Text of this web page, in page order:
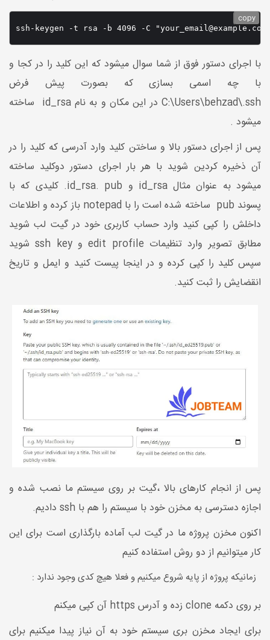
ssh-keygen -t rsa -b 4096 -C
copy
با اجرای دستور فوق از شما سوال میشود که این کلید را در کجا و
با چه اسمی بسازی که بصورت پیش فرض
C:\Users\behzad\.ssh در این مکان و به نام id_rsa ساخته
میشود .
پس از اجرای دستور بالا و ساختن کلید وارد آدرسی که کلید را در
آن ذخیره کردین شوید با هر بار اجرای دستور دوکلید ساخته
میشود به عنوان مثال id_rsa و id_rsa. pub. کلیدی که با
پسوند pub ساخته شده است را با notepad باز کرده و اطلاعات
داخلش را کپی کنید وارد حساب کاربری خود در گیت لب شوید
مطابق تصویر وارد تنظیمات edit profile و ssh key شوید
سپس کلید را کپی کرده و در اینجا پیست کنید و ایمل و تاریخ
انقضایش را ثبت کنید.
پس از انجام کارهای بالا ،گیت بر روی سیستم ما نصب شده و
اجازه دسترسی به مخزن خود با سیستم را هم با ssh دادیم.
اکنون مخزن پروژه ما در گیت لب آماده بارگذاری است برای این
کار میتوانیم از دو روش استفاده کنیم
زمانیکه پروژه از پایه شروع میکنیم و فعلا هیچ کدی وجود ندارد :
بر روی دکمه clone زده و آدرس https آن کپی میکنم
برای ایجاد مخزن بری سیستم خود به آن نیاز پیدا میکنیم برای